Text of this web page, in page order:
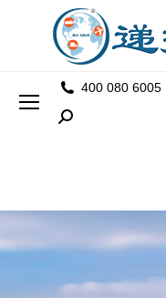
400 080 6005
Search: